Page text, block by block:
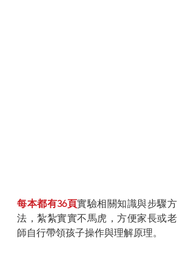
每本都有36頁實驗相關知識與步驟方
法，紮紮實實不馬虎，方便家長或老
師自行帶領孩子操作與理解原理。